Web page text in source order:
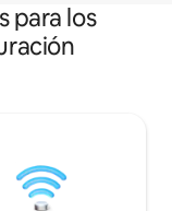
para los